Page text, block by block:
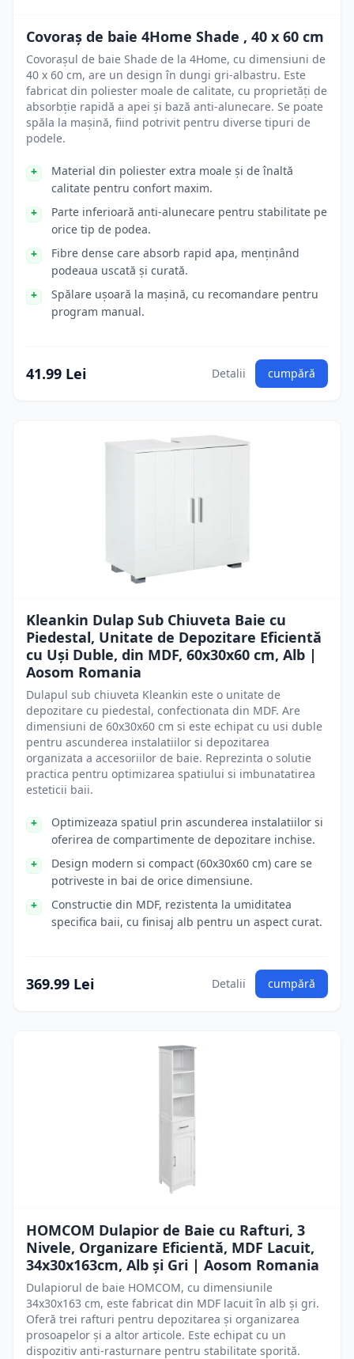
Covoraș de baie 4Home Shade , 40 x 60 cm
Covorașul de baie Shade de la 4Home, cu dimensiuni de
40 x 60 cm, are un design în dungi gri-albastru. Este
fabricat din poliester moale de calitate, cu proprietăți de
absorbție rapidă a apei și bază anti-alunecare. Se poate
spăla la mașină, fiind potrivit pentru diverse tipuri de
podele.
Material din poliester extra moale și de înaltă
calitate pentru confort maxim.
Parte inferioară anti-alunecare pentru stabilitate pe
orice tip de podea.
Fibre dense care absorb rapid apa, menținând
podeaua uscată și curată.
Spălare ușoară la mașină, cu recomandare pentru
program manual.
41.99 Lei Detalii cumpără
Kleankin Dulap Sub Chiuveta Baie cu
Piedestal, Unitate de Depozitare Eficientă
cu Uși Duble, din MDF, 60x30x60 cm, Alb |
Aosom Romania
Dulapul sub chiuveta Kleankin este o unitate de
depozitare cu piedestal, confectionata din MDF. Are
dimensiuni de 60x30x60 cm si este echipat cu usi duble
pentru ascunderea instalatiilor si depozitarea
organizata a accesoriilor de baie. Reprezinta o solutie
practica pentru optimizarea spatiului si imbunatatirea
esteticii baii.
Optimizeaza spatiul prin ascunderea instalatiilor si
oferirea de compartimente de depozitare inchise.
Design modern si compact (60x30x60 cm) care se
potriveste in bai de orice dimensiune.
Constructie din MDF, rezistenta la umiditatea
specifica baii, cu finisaj alb pentru un aspect curat.
369.99 Lei Detalii cumpără
HOMCOM Dulapior de Baie cu Rafturi, 3
Nivele, Organizare Eficientă, MDF Lacuit,
34x30x163cm, Alb și Gri | Aosom Romania
Dulapiorul de baie HOMCOM, cu dimensiunile
34x30x163 cm, este fabricat din MDF lacuit în alb și gri.
Oferă trei rafturi pentru depozitarea și organizarea
prosoapelor și a altor articole. Este echipat cu un
dispozitiv anti-rasturnare pentru stabilitate sporită.